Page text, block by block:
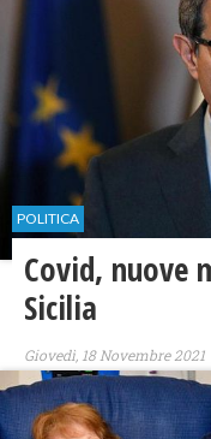
POLITICA
​Covid, nuove
Sicilia
Giovedì, 18 Novembre 2021